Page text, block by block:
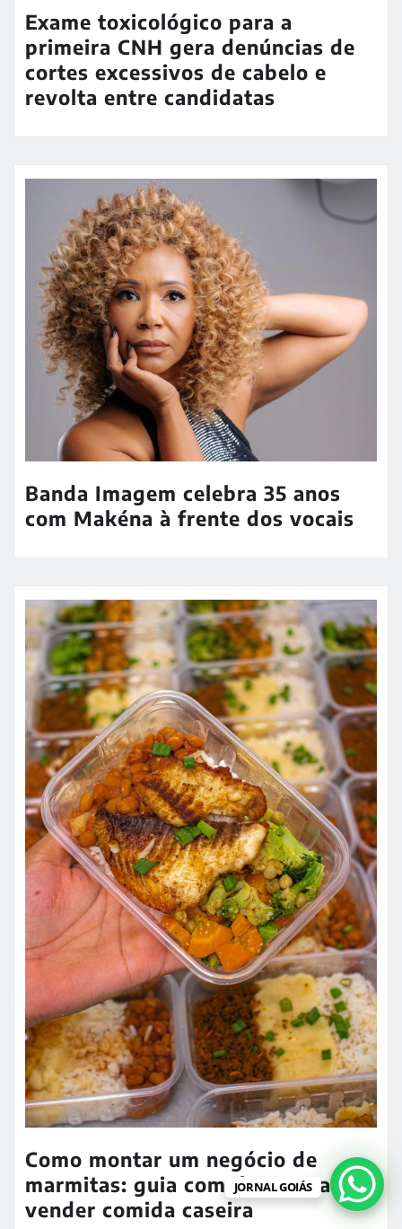
Exame toxicológico para a
primeira CNH gera denúncias de
cortes excessivos de cabelo e
revolta entre candidatas
Banda Imagem celebra 35 anos
com Makéna à frente dos vocais
Como montar um negócio de
marmitas: guia completo para
vender comida caseira
JORNAL GOIÁS